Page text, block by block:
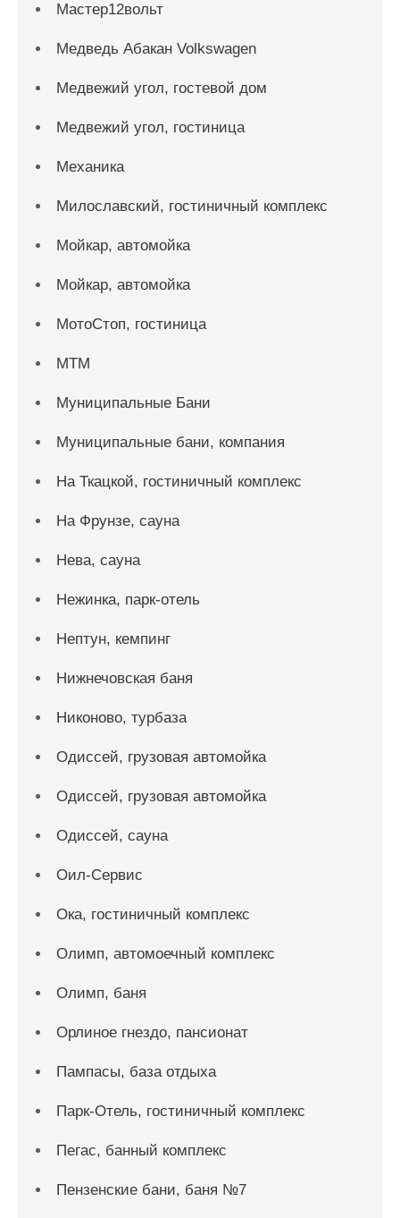
Мастер12вольт
Медведь Абакан Volkswagen
Медвежий угол, гостевой дом
Медвежий угол, гостиница
Механика
Милославский, гостиничный комплекс
Мойкар, автомойка
Мойкар, автомойка
МотоСтоп, гостиница
МТМ
Муниципальные Бани
Муниципальные бани, компания
На Ткацкой, гостиничный комплекс
На Фрунзе, сауна
Нева, сауна
Нежинка, парк-отель
Нептун, кемпинг
Нижнечовская баня
Никоново, турбаза
Одиссей, грузовая автомойка
Одиссей, грузовая автомойка
Одиссей, сауна
Оил-Сервис
Ока, гостиничный комплекс
Олимп, автомоечный комплекс
Олимп, баня
Орлиное гнездо, пансионат
Пампасы, база отдыха
Парк-Отель, гостиничный комплекс
Пегас, банный комплекс
Пензенские бани, баня №7